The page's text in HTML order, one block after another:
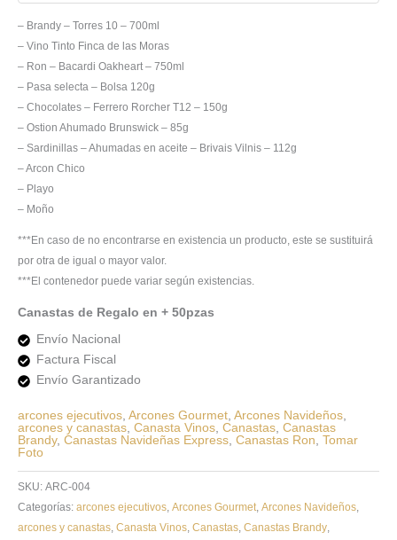
– Brandy – Torres 10 – 700ml
– Vino Tinto Finca de las Moras
– Ron – Bacardi Oakheart – 750ml
– Pasa selecta – Bolsa 120g
– Chocolates – Ferrero Rorcher T12 – 150g
– Ostion Ahumado Brunswick – 85g
– Sardinillas – Ahumadas en aceite – Brivais Vilnis – 112g
– Arcon Chico
– Playo
– Moño
***En caso de no encontrarse en existencia un producto, este se sustituirá
por otra de igual o mayor valor.
***El contenedor puede variar según existencias.
Canastas de Regalo en + 50pzas
Envío Nacional
Factura Fiscal
Envío Garantizado
arcones ejecutivos Arcones Gourmet Arcones Navideños
arcones y canastas Canasta Vinos Canastas Canastas
Brandy, Canastas Navideñas Express Canastas Ron Tomar
Foto
SKU: ARC-004
Categorías: arcones ejecutivos, Arcones Gourmet, Arcones Navideños,
arcones y canastas, Canasta Vinos, Canastas, Canastas Brandy,